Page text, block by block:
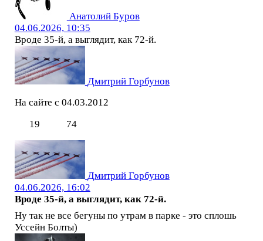
Анатолий Буров
04.06.2026, 10:35
Вроде 35-й, а выглядит, как 72-й.
Дмитрий Горбунов
На сайте с 04.03.2012
19
74
Дмитрий Горбунов
04.06.2026, 16:02
Вроде 35-й, а выглядит, как 72-й.
Ну так не все бегуны по утрам в парке - это сплошь
Уссейн Болты)